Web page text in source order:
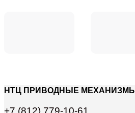
НТЦ ПРИВОДНЫЕ МЕХАНИЗМЫ
+7 (812) 779-10-61